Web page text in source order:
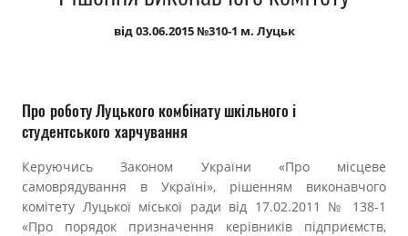
Документи
від 03.06.2015 №310-1 м. Луцьк
Про роботу Луцького комбінату шкільного і
студентського харчування
Керуючись Законом України «Про місцеве
самоврядування в Україні», рішенням виконавчого
комітету Луцької міської ради від 17.02.2011 № 138-1
«Про порядок призначення керівників підприємств,